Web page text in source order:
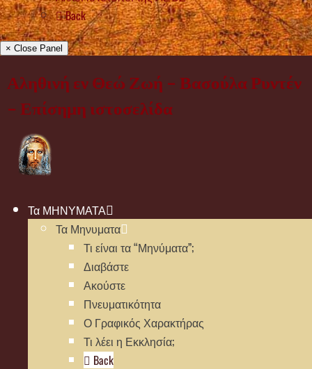
Back
× Close Panel
Αληθινή εν Θεώ Ζωή – Βασούλα Ρυντέν
– Επίσημη ιστοσελίδα
Τα ΜΗΝΥΜΑΤΑ
Τα Μηνυματα
Τι είναι τα “Μηνύματα”;
Διαβάστε
Ακούστε
Πνευματικότητα
Ο Γραφικός Χαρακτήρας
Τι λέει η Εκκλησία;
Back